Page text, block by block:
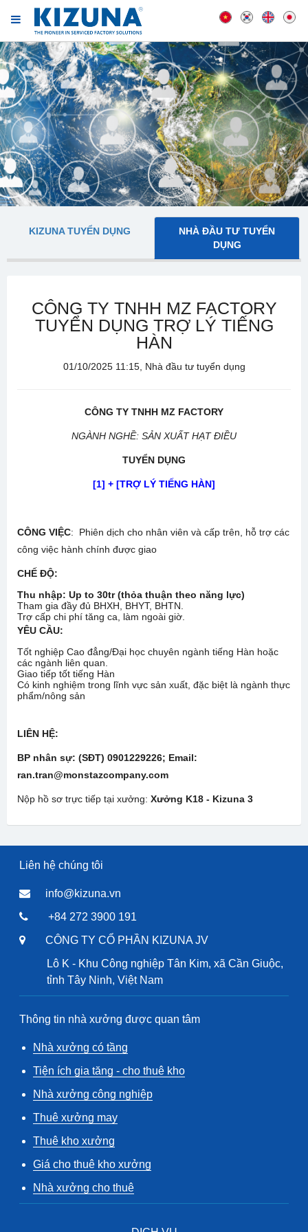
KIZUNA TUYỂN DỤNG
NHÀ ĐẦU TƯ TUYỂN
DỤNG
CÔNG TY TNHH MZ FACTORY
TUYỂN DỤNG TRỢ LÝ TIẾNG
HÀN
01/10/2025 11:15, Nhà đầu tư tuyển dụng
CÔNG TY TNHH MZ FACTORY
NGÀNH NGHỀ: SẢN XUẤT HẠT ĐIỀU
TUYỂN DỤNG
[1] + [TRỢ LÝ TIẾNG HÀN]
CÔNG VIỆC: Phiên dịch cho nhân viên và cấp trên, hỗ trợ các
công việc hành chính được giao
CHẾ ĐỘ:
Thu nhập: Up to 30tr (thỏa thuận theo năng lực)
Tham gia đầy đủ BHXH, BHYT, BHTN.
Trợ cấp chi phí tăng ca, làm ngoài giờ.
YÊU CẦU:
Tốt nghiệp Cao đẳng/Đại học chuyên ngành tiếng Hàn hoặc
các ngành liên quan.
Giao tiếp tốt tiếng Hàn
Có kinh nghiệm trong lĩnh vực sản xuất, đặc biệt là ngành thực
phẩm/nông sản
LIÊN HỆ:
BP nhân sự: (SĐT) 0901229226; Email:
ran.tran@monstazcompany.com
Nộp hồ sơ trực tiếp tại xưởng: Xưởng K18 - Kizuna 3
Liên hệ chúng tôi
info@kizuna.vn
+84 272 3900 191
CÔNG TY CỔ PHẦN KIZUNA JV
Lô K - Khu Công nghiệp Tân Kim, xã Cần Giuộc,
tỉnh Tây Ninh, Việt Nam
Thông tin nhà xưởng được quan tâm
Nhà xưởng có tầng
Tiện ích gia tăng - cho thuê kho
Nhà xưởng công nghiệp
Thuê xưởng may
Thuê kho xưởng
Giá cho thuê kho xưởng
Nhà xưởng cho thuê